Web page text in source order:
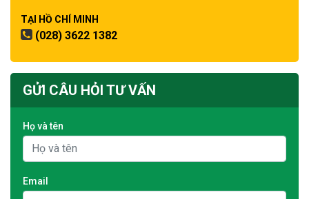
TẠI HỒ CHÍ MINH
(028) 3622 1382
GỬI CÂU HỎI TƯ VẤN
Họ và tên
Email